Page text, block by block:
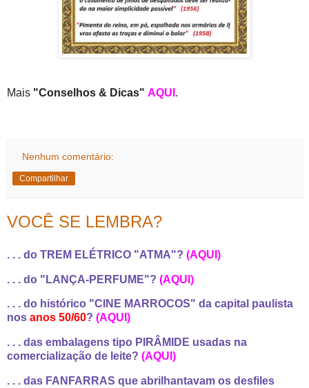
Mais "Conselhos & Dicas" AQUI .
Nenhum comentário:
Compartilhar
VOCÊ SE LEMBRA?
. . . do TREM ELÉTRICO "ATMA"? (AQUI)
. . . do "LANÇA-PERFUME"? (AQUI)
. . . do histórico "CINE MARROCOS" da capital paulista
nos anos 50/60? (AQUI)
. . . das embalagens tipo PIRÂMIDE usadas na
comercialização de leite? (AQUI)
. . . das FANFARRAS que abrilhantavam os desfiles